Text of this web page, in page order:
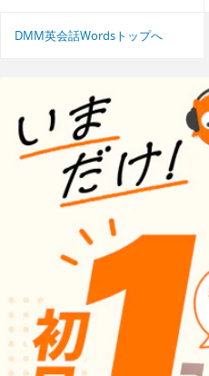
DMM英会話Wordsトップへ